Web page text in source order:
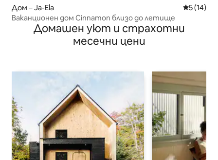
Дом – Ja-Ela Средна
5 (14)
Ваканционен дом Cinnamon близо до летище
Домашен уют и страхотни
месечни цени